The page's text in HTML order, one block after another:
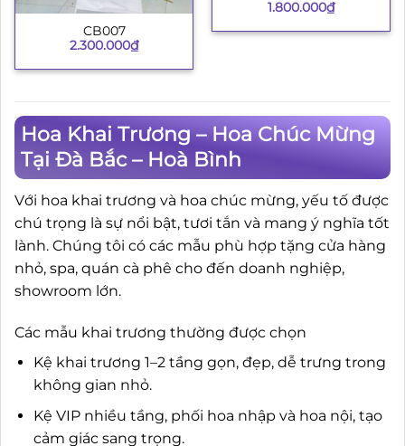
CB007
2.300.000₫
1.800.000₫
Hoa Khai Trương – Hoa Chúc Mừng
Tại Đà Bắc – Hoà Bình
Với hoa khai trương và hoa chúc mừng, yếu tố được
chú trọng là sự nổi bật, tươi tắn và mang ý nghĩa tốt
lành. Chúng tôi có các mẫu phù hợp tặng cửa hàng
nhỏ, spa, quán cà phê cho đến doanh nghiệp,
showroom lớn.
Các mẫu khai trương thường được chọn
Kệ khai trương 1–2 tầng gọn, đẹp, dễ trưng trong
không gian nhỏ.
Kệ VIP nhiều tầng, phối hoa nhập và hoa nội, tạo
cảm giác sang trọng.